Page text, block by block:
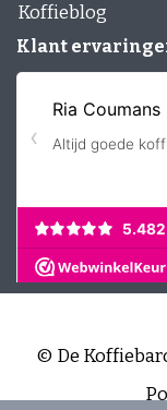
Koffieblog
Klant
© De